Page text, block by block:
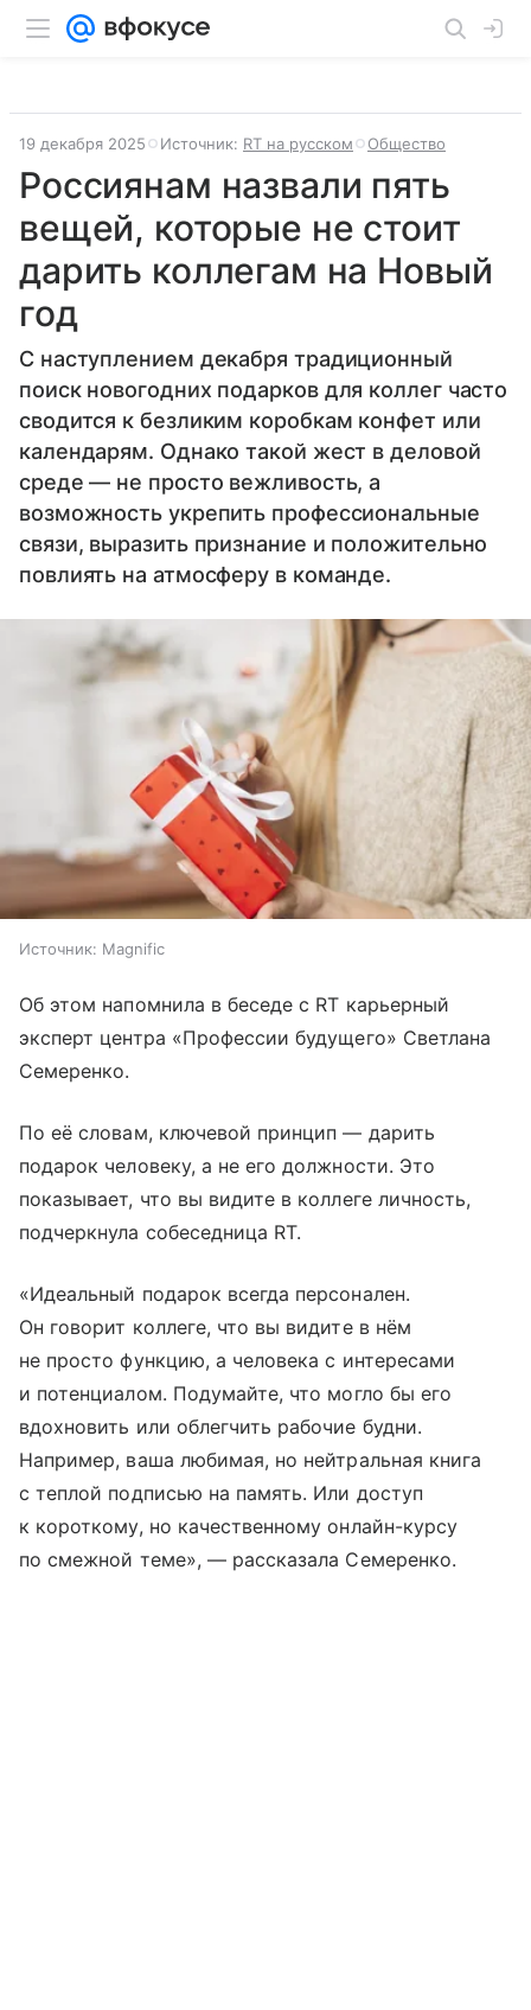
19 декабря 2025 Источник: RT на русском Общество
Россиянам назвали пять
вещей, которые не стоит
дарить коллегам на Новый
год
С наступлением декабря традиционный
поиск новогодних подарков для коллег часто
сводится к безликим коробкам конфет или
календарям. Однако такой жест в деловой
среде — не просто вежливость, а
возможность укрепить профессиональные
связи, выразить признание и положительно
повлиять на атмосферу в команде.
Источник: Magnific
Об этом напомнила в беседе с RT карьерный
эксперт центра «Профессии будущего» Светлана
Семеренко.
По её словам, ключевой принцип — дарить
подарок человеку, а не его должности. Это
показывает, что вы видите в коллеге личность,
подчеркнула собеседница RT.
«Идеальный подарок всегда персонален.
Он говорит коллеге, что вы видите в нём
не просто функцию, а человека с интересами
и потенциалом. Подумайте, что могло бы его
вдохновить или облегчить рабочие будни.
Например, ваша любимая, но нейтральная книга
с теплой подписью на память. Или доступ
к короткому, но качественному онлайн-курсу
по смежной теме», — рассказала Семеренко.